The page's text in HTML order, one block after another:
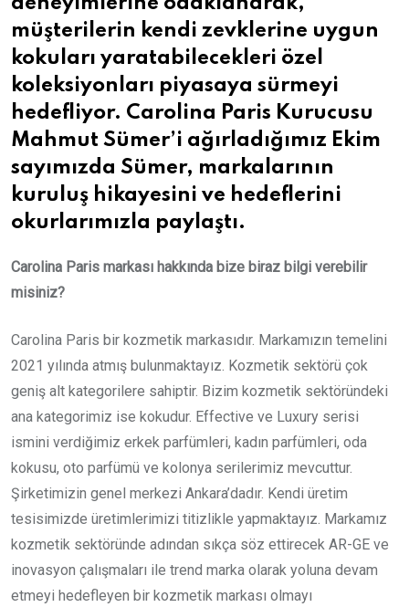
müşterilerin kendi zevklerine uygun
kokuları yaratabilecekleri özel
koleksiyonları piyasaya sürmeyi
hedefliyor. Carolina Paris Kurucusu
Mahmut Sümer’i ağırladığımız Ekim
sayımızda Sümer, markalarının
kuruluş hikayesini ve hedeflerini
okurlarımızla paylaştı.
Carolina Paris markası hakkında bize biraz bilgi verebilir
misiniz?
Carolina Paris bir kozmetik markasıdır. Markamızın temelini
2021 yılında atmış bulunmaktayız. Kozmetik sektörü çok
geniş alt kategorilere sahiptir. Bizim kozmetik sektöründeki
ana kategorimiz ise kokudur. Effective ve Luxury serisi
ismini verdiğimiz erkek parfümleri, kadın parfümleri, oda
kokusu, oto parfümü ve kolonya serilerimiz mevcuttur.
Şirketimizin genel merkezi Ankara’dadır. Kendi üretim
tesisimizde üretimlerimizi titizlikle yapmaktayız. Markamız
kozmetik sektöründe adından sıkça söz ettirecek AR-GE ve
inovasyon çalışmaları ile trend marka olarak yoluna devam
etmeyi hedefleyen bir kozmetik markası olmayı